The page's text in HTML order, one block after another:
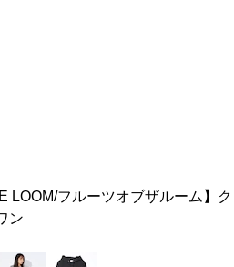
LOOM/フルーツオブザルーム】ク
ン